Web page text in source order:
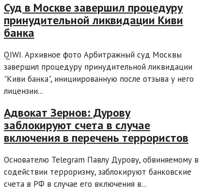
Суд в Москве завершил процедуру
принудительной ликвидации Киви
банка
QIWI. Архивное фото Арбитражный суд Москвы
завершил процедуру принудительной ликвидации
"Киви банка", инициированную после отзыва у него
лицензии...
Адвокат Зернов: Дурову
заблокируют счета в случае
включения в перечень террористов
Основателю Telegram Павлу Дурову, обвиняемому в
содействии терроризму, заблокируют банковские
счета в РФ в случае его включения в...